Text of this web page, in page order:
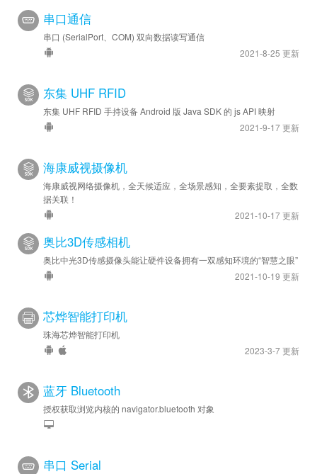
串口通信
串口 (SerialPort、COM) 双向数据读写通信
2021-8-25 更新
东集 UHF RFID
东集 UHF RFID 手持设备 Android 版 Java SDK 的 js API 映射
2021-9-17 更新
海康威视摄像机
海康威视网络摄像机，全天候适应，全场景感知，全要素提取，全数
据关联！
2021-10-17 更新
奥比3D传感相机
奥比中光3D传感摄像头能让硬件设备拥有一双感知环境的“智慧之眼”
2021-10-19 更新
芯烨智能打印机
珠海芯烨智能打印机
2023-3-7 更新
蓝牙 Bluetooth
授权获取浏览内核的 navigator.bluetooth 对象
串口 Serial